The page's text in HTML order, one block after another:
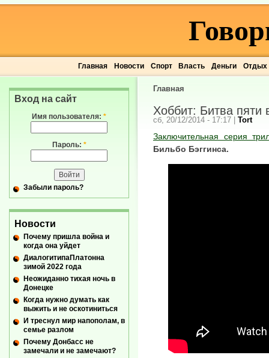
Главная Новости Спорт Власть Деньги Отдых
Главная
Хоббит: Битва пяти
сб, 20/12/2014 - 17:17 | Tort
Заключительная серия
Бильбо Бэггинса.
Вход на сайт
Имя пользователя: *
Пароль: *
Забыли пароль?
Новости
Почему пришла война и
когда она уйдет
ДиалогитипаПлатонна
зимой 2022 года
Неожиданно тихая ночь в
Донецке
Когда нужно думать как
выжить и не оскотиниться
И треснул мир напополам, в
семье разлом
Почему Донбасс не
замечали и не замечают?